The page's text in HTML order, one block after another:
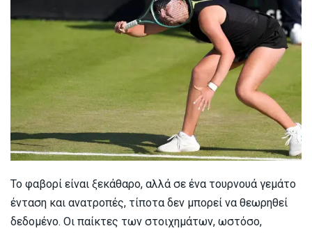
Το φαβορί είναι ξεκάθαρο, αλλά σε ένα τουρνουά γεμάτο
ένταση και ανατροπές, τίποτα δεν μπορεί να θεωρηθεί
δεδομένο. Οι παίκτες των στοιχημάτων, ωστόσο,